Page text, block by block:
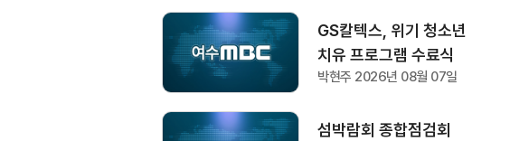
GS칼텍스, 위기 청소년
치유 프로그램 수료식
박현주 2026년 08월 07일
섬박람회 종합점검회